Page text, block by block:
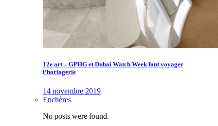
12e art – GPHG et Dubaï Watch Week font voyager
l’horlogerie
14 novembre 2019
Enchères
No posts were found.